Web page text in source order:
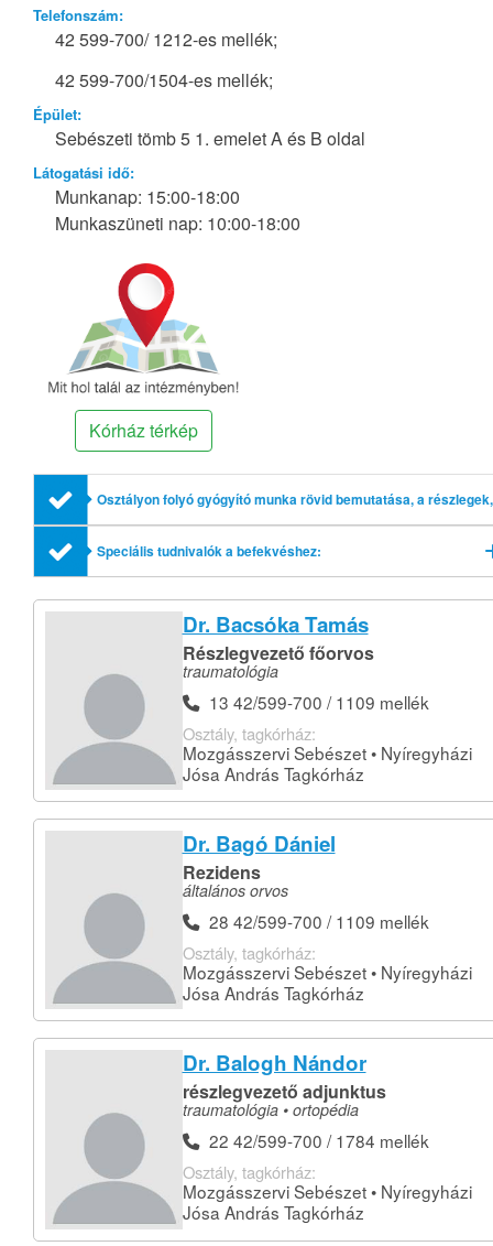
Telefonszám:
42 599-700/ 1212-es mellék;
42 599-700/1504-es mellék;
Épület:
Sebészeti tömb 5 1. emelet A és B oldal
Látogatási idő:
Munkanap: 15:00-18:00
Munkaszüneti nap: 10:00-18:00
Kórház térkép
Osztályon folyó gyógyító munka rövid bemutatása, a részlegek,
profilok említésével
Speciális tudnivalók a befekvéshez:
Dr. Bacsóka Tamás
Részlegvezető főorvos
traumatológia
13 42/599-700 / 1109 mellék
Osztály, tagkórház:
Mozgásszervi Sebészet • Nyíregyházi
Jósa András Tagkórház
Dr. Bagó Dániel
Rezidens
általános orvos
28 42/599-700 / 1109 mellék
Osztály, tagkórház:
Mozgásszervi Sebészet • Nyíregyházi
Jósa András Tagkórház
Dr. Balogh Nándor
részlegvezető adjunktus
traumatológia • ortopédia
22 42/599-700 / 1784 mellék
Osztály, tagkórház:
Mozgásszervi Sebészet • Nyíregyházi
Jósa András Tagkórház